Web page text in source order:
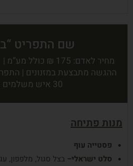
שם התפריט
ההגשה מתבצעת במזנונים |
30 איש משלמים ומעלה.
מנות פתיחה
פסטייה עוף
סלט ישראלי– בצל סגול, מלפפון,